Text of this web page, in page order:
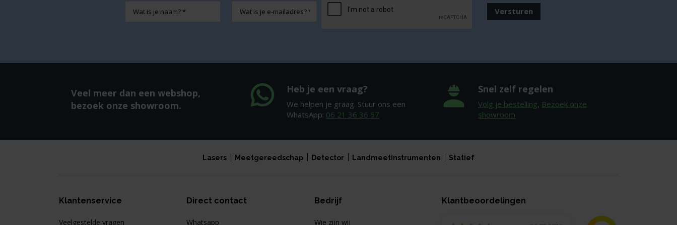
mailadres
Versturen
Veel meer dan een webshop,
bezoek onze showroom.
Heb je een vraag?
We helpen je graag. Stuur ons een
WhatsApp: 06 21 36 36 67
Snel zelf regelen
Volg je bestelling, Bezoek onze
showroom
Lasers Meetgereedschap Detector Landmeetinstrumenten Statief
Klantenservice
Veelgestelde vragen
Direct contact
Whatsapp
Bedrijf
Wie zijn wij
Klantbeoordelingen